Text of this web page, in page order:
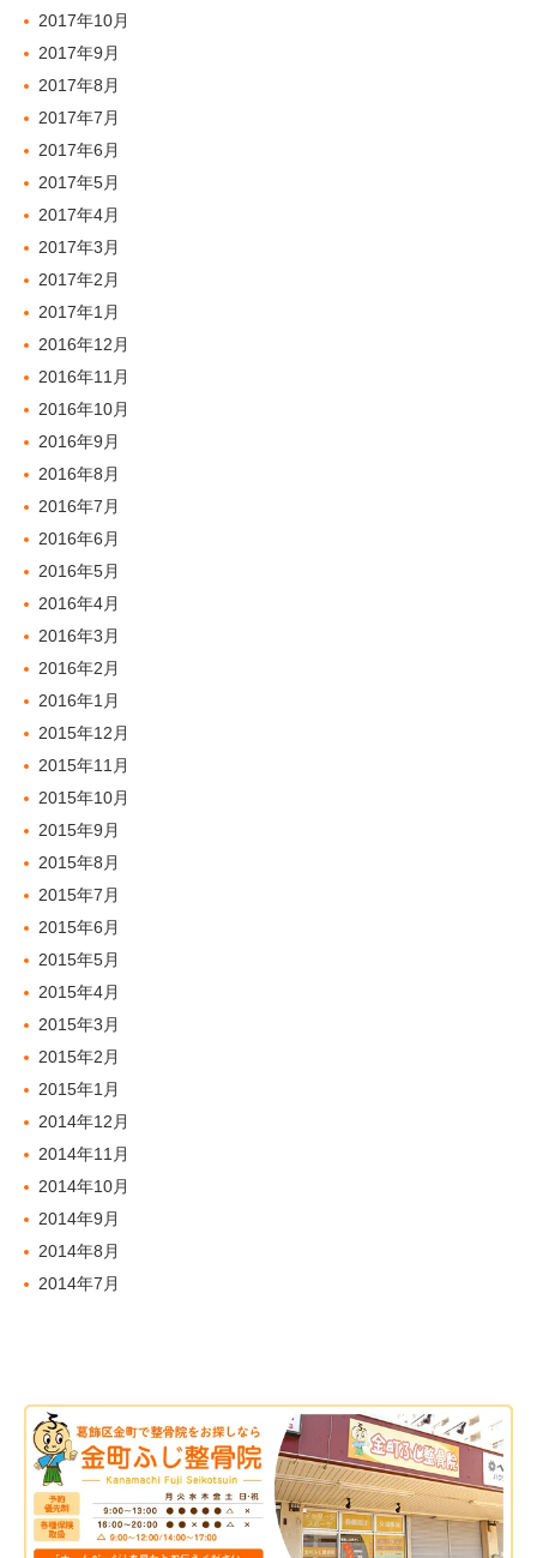
2017年10月
2017年9月
2017年8月
2017年7月
2017年6月
2017年5月
2017年4月
2017年3月
2017年2月
2017年1月
2016年12月
2016年11月
2016年10月
2016年9月
2016年8月
2016年7月
2016年6月
2016年5月
2016年4月
2016年3月
2016年2月
2016年1月
2015年12月
2015年11月
2015年10月
2015年9月
2015年8月
2015年7月
2015年6月
2015年5月
2015年4月
2015年3月
2015年2月
2015年1月
2014年12月
2014年11月
2014年10月
2014年9月
2014年8月
2014年7月